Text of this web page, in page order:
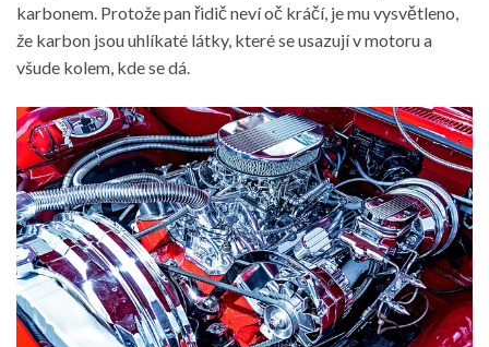
karbonem. Protože pan řidič neví oč kráčí, je mu vysvětleno,
že karbon jsou uhlíkaté látky, které se usazují v motoru a
všude kolem, kde se dá.